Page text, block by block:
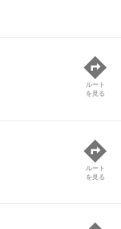
ルート
を見る
ルート
を見る